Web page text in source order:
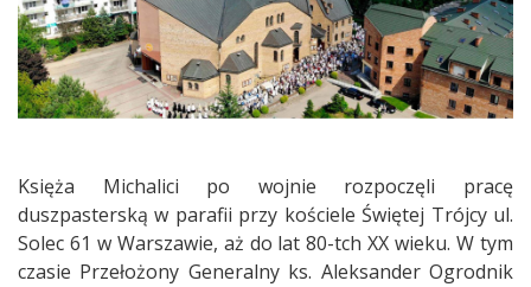
Księża Michalici po wojnie rozpoczęli pracę
duszpasterską w parafii przy kościele Świętej Trójcy ul.
Solec 61 w Warszawie, aż do lat 80-tch XX wieku. W tym
czasie Przełożony Generalny ks. Aleksander Ogrodnik